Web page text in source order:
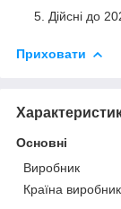
Дійсні до
Приховати
Основні
Виробник
Країна виробник